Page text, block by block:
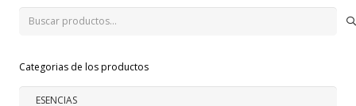
Categorias de los productos